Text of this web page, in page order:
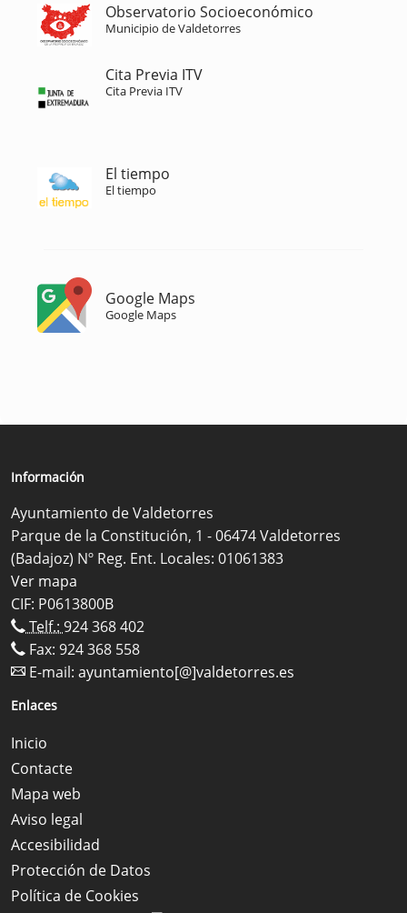
Observatorio Socioeconómico
Municipio de Valdetorres
Cita Previa ITV
Cita Previa ITV
El tiempo
El tiempo
Google Maps
Google Maps
Información
Ayuntamiento de Valdetorres
Parque de la Constitución, 1 - 06474 Valdetorres
(Badajoz) Nº Reg. Ent. Locales: 01061383
Ver mapa
CIF: P0613800B
Telf.: 924 368 402
Fax: 924 368 558
E-mail: ayuntamiento[@]valdetorres.es
Enlaces
Inicio
Contacte
Mapa web
Aviso legal
Accesibilidad
Protección de Datos
Política de Cookies